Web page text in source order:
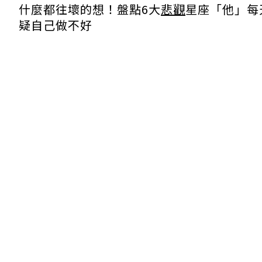
什麼都往壞的想！盤點6大悲觀星座「他」
疑自己做不好